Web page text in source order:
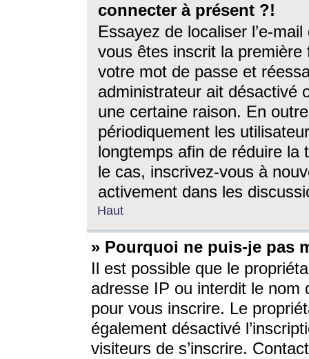
connecter à présent ?!
Essayez de localiser l’e-
vous êtes inscrit la première
votre mot de passe et
administrateur ait désactivé
une certaine raison. En
périodiquement les
longtemps afin de réduire la
le cas, inscrivez-vous à
activement dans les
Haut
» Pourquoi ne puis-je pas
Il est possible que le
adresse IP ou interdit le nom
pour vous inscrire. Le
également désactivé
visiteurs de s’inscrire.